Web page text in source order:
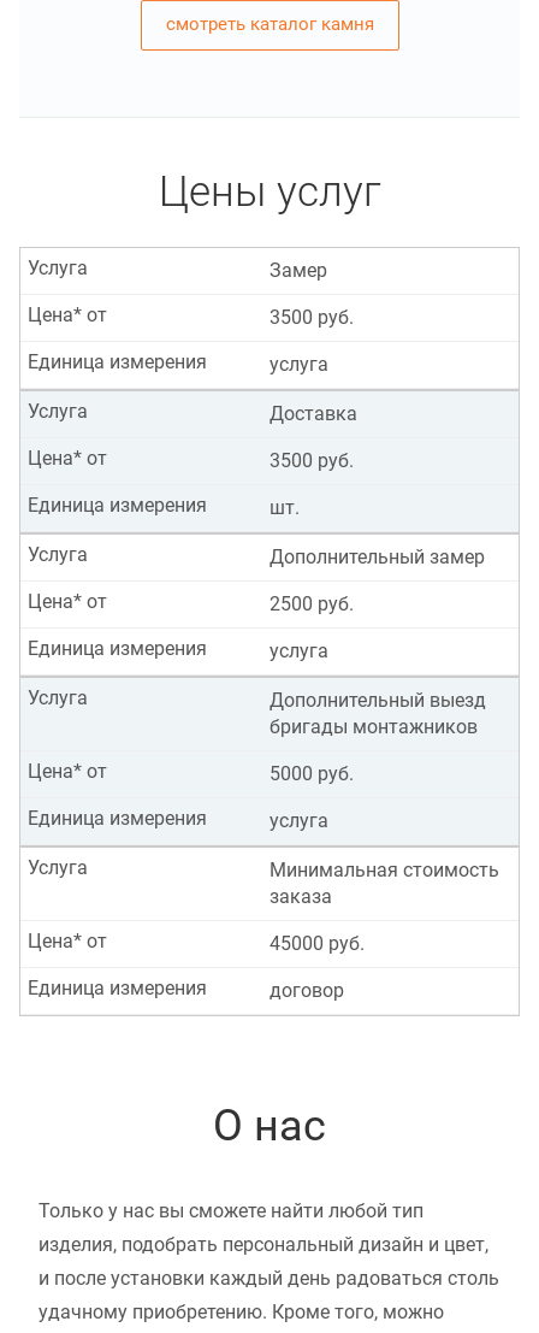
смотреть каталог камня
Цены услуг
Замер
Услуга
3500 руб.
Цена* от
услуга
Единица измерения
Доставка
Услуга
3500 руб.
Цена* от
шт.
Единица измерения
Дополнительный замер
Услуга
2500 руб.
Цена* от
услуга
Единица измерения
Дополнительный выезд
бригады монтажников
Услуга
5000 руб.
Цена* от
услуга
Единица измерения
Минимальная стоимость
заказа
Услуга
45000 руб.
Цена* от
договор
Единица измерения
О нас
Только у нас вы сможете найти любой тип
изделия, подобрать персональный дизайн и цвет,
и после установки каждый день радоваться столь
удачному приобретению. Кроме того, можно